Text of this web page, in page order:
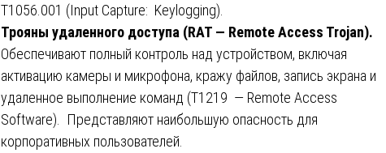
T1056.001 (Input Capture: Keylogging).
Трояны удаленного доступа (RAT — Remote Access Trojan).
Обеспечивают полный контроль над устройством, включая
активацию камеры и микрофона, кражу файлов, запись экрана и
удаленное выполнение команд (T1219 — Remote Access
Software). Представляют наибольшую опасность для
корпоративных пользователей.